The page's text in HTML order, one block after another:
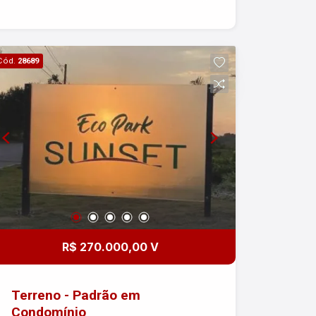
sonho começa aqui!!
28689
R$ 270.000,00 V
Terreno - Padrão em
Condomínio